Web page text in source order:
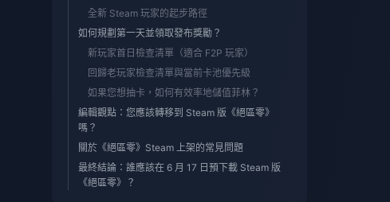
全新 Steam 玩家的起步路徑
如何規劃第一天並領取發布獎勵？
新玩家首日檢查清單（適合 F2P 玩家）
回歸老玩家檢查清單與當前卡池優先級
如果您想抽卡，如何有效率地儲值菲林？
編輯觀點：您應該轉移到 Steam 版《絕區零》
嗎？
關於《絕區零》Steam 上架的常見問題
最終結論：誰應該在 6 月 17 日預下載 Steam 版
《絕區零》？